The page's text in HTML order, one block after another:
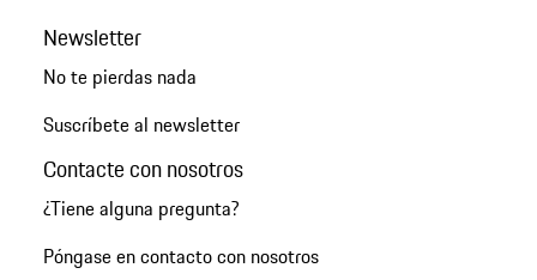
Newsletter
No te pierdas nada
Suscríbete al newsletter
Contacte con nosotros
¿Tiene alguna pregunta?
Póngase en contacto con nosotros